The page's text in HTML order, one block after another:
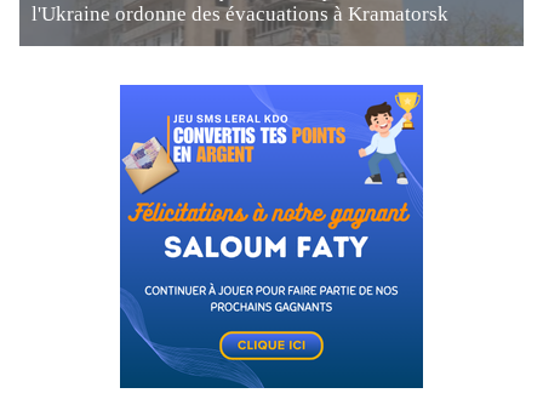
l'Ukraine ordonne des évacuations à Kramatorsk